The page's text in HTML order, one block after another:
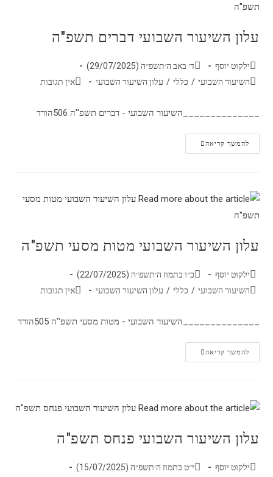
עלון השיעור השבועי דברים תשפ"ה
ילקוט יוסף
ד׳ באב ה׳תשפ״ה (29/07/2025)
השיעור השבועי / כללי / עלון השיעור השבועי אין תגובות
______________השיעור השבועי - דברים תשפ''ה 506הורד
להמשך קריאה
עלון השיעור השבועי מטות מסעי תשפ"ה
ילקוט יוסף
כ״ו בתמוז ה׳תשפ״ה (22/07/2025)
השיעור השבועי / כללי / עלון השיעור השבועי אין תגובות
______________השיעור השבועי - מטות מסעי תשפ''ה 505הורד
להמשך קריאה
עלון השיעור השבועי פנחס תשפ"ה
ילקוט יוסף
י״ט בתמוז ה׳תשפ״ה (15/07/2025)